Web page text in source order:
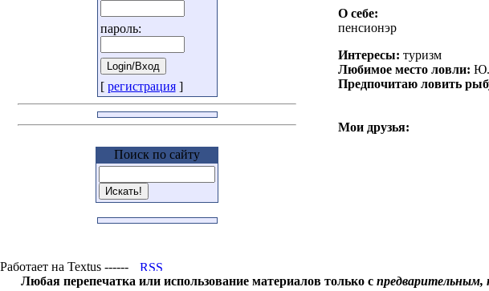
пароль:
[ регистрация]
Поиск по сайту
О себе:
пенсионэр
Интересы: туризм
Любимое место ловли:
Предпочитаю ловить
Мои друзья:
Работает на Textus ------
Любая перепечатка или использование материалов только с предварительным,